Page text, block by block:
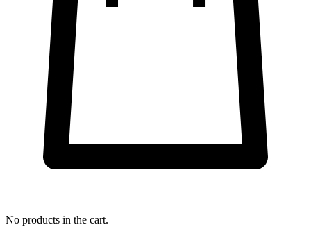
No products in the cart.